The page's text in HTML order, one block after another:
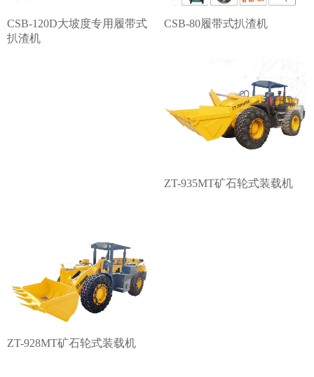
CSB-120D大坡度专用履带式
扒渣机
CSB-80履带式扒渣机
ZT-935MT矿石轮式装载机
ZT-928MT矿石轮式装载机